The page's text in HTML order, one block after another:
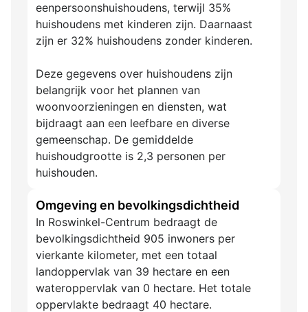
eenpersoonshuishoudens, terwijl 35%
huishoudens met kinderen zijn. Daarnaast
zijn er 32% huishoudens zonder kinderen.
Deze gegevens over huishoudens zijn
belangrijk voor het plannen van
woonvoorzieningen en diensten, wat
bijdraagt aan een leefbare en diverse
gemeenschap. De gemiddelde
huishoudgrootte is 2,3 personen per
huishouden.
Omgeving en bevolkingsdichtheid
In Roswinkel-Centrum bedraagt de
bevolkingsdichtheid 905 inwoners per
vierkante kilometer, met een totaal
landoppervlak van 39 hectare en een
wateroppervlak van 0 hectare. Het totale
oppervlakte bedraagt 40 hectare.